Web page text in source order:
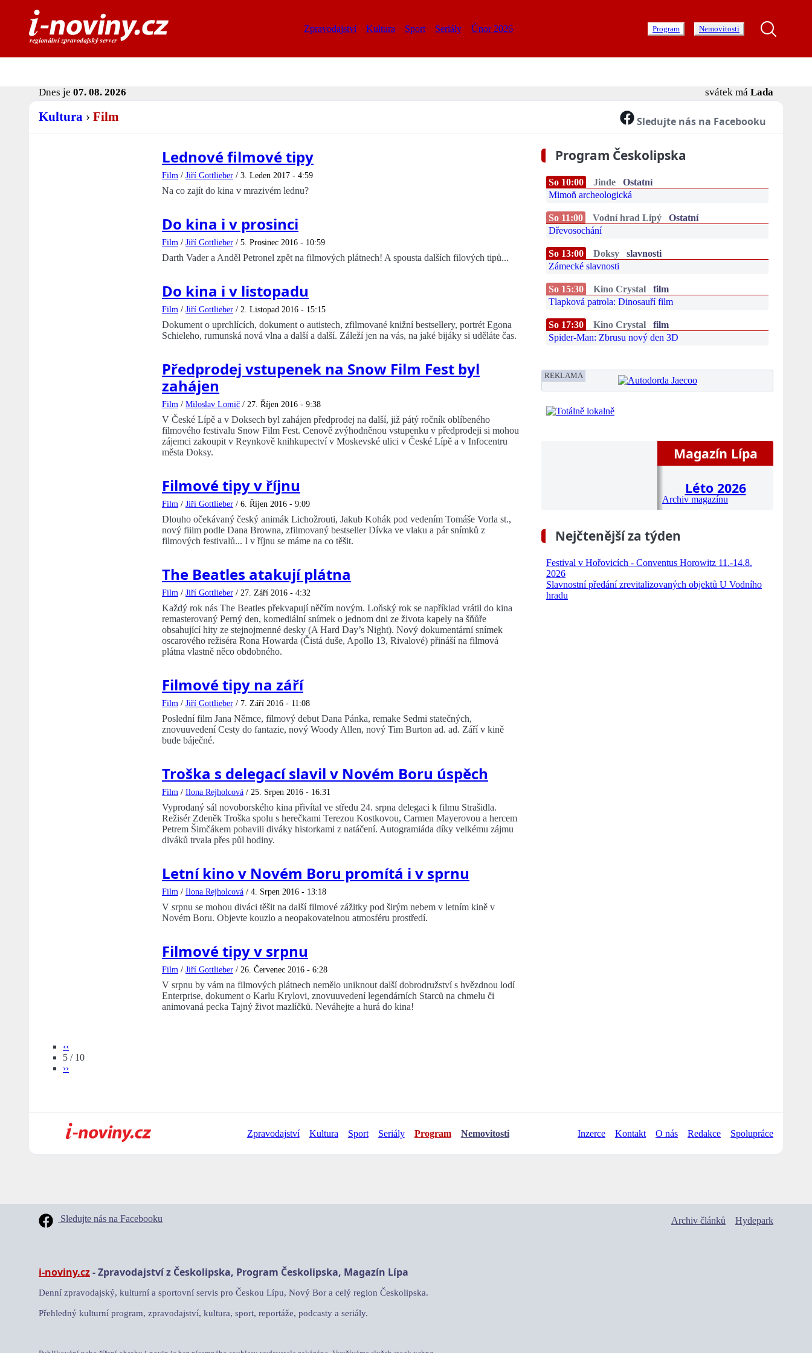
Zpravodajství Kultura Sport Seriály Únor 2026 Program Nemovitosti
Dnes je 07. 08. 2026 svátek má Lada
Kultura › Film Sledujte nás na Facebooku
Lednové filmové tipy
Film / Jiří Gottlieber / 3. Leden 2017 - 4:59
Na co zajít do kina v mrazivém lednu?
Do kina i v prosinci
Film / Jiří Gottlieber / 5. Prosinec 2016 - 10:59
Darth Vader a Anděl Petronel zpět na filmových plátnech! A spousta dalších filových tipů...
Do kina i v listopadu
Film / Jiří Gottlieber / 2. Listopad 2016 - 15:15
Dokument o uprchlících, dokument o autistech, zfilmované knižní bestsellery, portrét Egona
Schieleho, rumunská nová vlna a další a další. Záleží jen na vás, na jaké bijáky si uděláte čas.
Předprodej vstupenek na Snow Film Fest byl
zahájen
Film / Miloslav Lomič / 27. Říjen 2016 - 9:38
V České Lípě a v Doksech byl zahájen předprodej na další, již pátý ročník oblíbeného
filmového festivalu Snow Film Fest. Cenově zvýhodněnou vstupenku v předprodeji si mohou
zájemci zakoupit v Reynkově knihkupectví v Moskevské ulici v České Lípě a v Infocentru
města Doksy.
Filmové tipy v říjnu
Film / Jiří Gottlieber / 6. Říjen 2016 - 9:09
Dlouho očekávaný český animák Lichožrouti, Jakub Kohák pod vedením Tomáše Vorla st.,
nový fiilm podle Dana Browna, zfilmovaný bestseller Dívka ve vlaku a pár snímků z
filmových festivalů... I v říjnu se máme na co těšit.
The Beatles atakují plátna
Film / Jiří Gottlieber / 27. Září 2016 - 4:32
Každý rok nás The Beatles překvapují něčím novým. Loňský rok se například vrátil do kina
remasterovaný Perný den, komediální snímek o jednom dni ze života kapely na šňůře
obsahující hity ze stejnojmenné desky (A Hard Day’s Night). Nový dokumentární snímek
oscarového režiséra Rona Howarda (Čistá duše, Apollo 13, Rivalové) přináší na filmová
plátna vlastně něco obdobného.
Filmové tipy na září
Film / Jiří Gottlieber / 7. Září 2016 - 11:08
Poslední film Jana Němce, filmový debut Dana Pánka, remake Sedmi statečných,
znovuuvedení Cesty do fantazie, nový Woody Allen, nový Tim Burton ad. ad. Září v kině
bude báječné.
Troška s delegací slavil v Novém Boru úspěch
Film / Ilona Rejholcová / 25. Srpen 2016 - 16:31
Vyprodaný sál novoborského kina přivítal ve středu 24. srpna delegaci k filmu Strašidla.
Režisér Zdeněk Troška spolu s herečkami Terezou Kostkovou, Carmen Mayerovou a hercem
Petrem Šimčákem pobavili diváky historkami z natáčení. Autogramiáda díky velkému zájmu
diváků trvala přes půl hodiny.
Letní kino v Novém Boru promítá i v sprnu
Film / Ilona Rejholcová / 4. Srpen 2016 - 13:18
V srpnu se mohou diváci těšit na další filmové zážitky pod širým nebem v letním kině v
Novém Boru. Objevte kouzlo a neopakovatelnou atmosféru prostředí.
Filmové tipy v srpnu
Film / Jiří Gottlieber / 26. Červenec 2016 - 6:28
V srpnu by vám na filmových plátnech nemělo uniknout další dobrodružství s hvězdnou lodí
Enterprise, dokument o Karlu Krylovi, znovuuvedení legendárních Starců na chmelu či
animovaná pecka Tajný život mazlíčků. Neváhejte a hurá do kina!
‹‹
5 / 10
››
Program Českolipska
So 10:00 Jinde
Ostatní
Mimoň archeologická
So 11:00 Vodní hrad Lipý
Ostatní
Dřevosochání
So 13:00 Doksy
slavnosti
Zámecké slavnosti
So 15:30 Kino Crystal
film
Tlapková patrola: Dinosauří film
So 17:30 Kino Crystal
film
Spider-Man: Zbrusu nový den 3D
REKLAMA
Magazín Lípa
Léto 2026
Archiv magazínu
Nejčtenější za týden
Festival v Hořovicích - Conventus Horowitz 11.-14.8.
2026
Slavnostní předání zrevitalizovaných objektů U Vodního
hradu
Zpravodajství Kultura Sport Seriály Program Nemovitosti Inzerce Kontakt O nás Redakce Spolupráce
Sledujte nás na Facebooku Archiv článků Hydepark
i-noviny.cz- Zpravodajství z Českolipska, Program Českolipska, Magazín Lípa
Denní zpravodajský, kulturní a sportovní servis pro Českou Lípu, Nový Bor a celý region Českolipska.
Přehledný kulturní program, zpravodajství, kultura, sport, reportáže, podcasty a seriály.